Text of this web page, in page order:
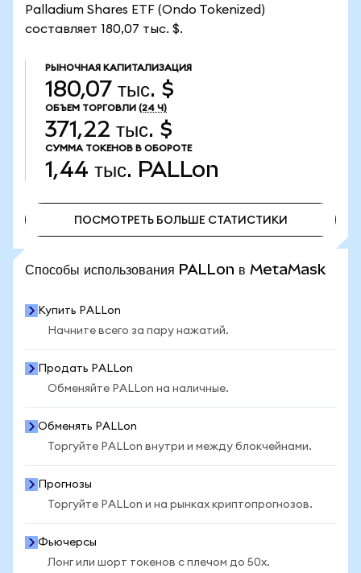
Palladium Shares ETF (Ondo Tokenized)
составляет 180,07 тыс. $.
РЫНОЧНАЯ КАПИТАЛИЗАЦИЯ
180,07 тыс. $
ОБЪЕМ ТОРГОВЛИ (24 Ч)
371,22 тыс. $
СУММА ТОКЕНОВ В ОБОРОТЕ
1,44 тыс. PALLon
ПОСМОТРЕТЬ БОЛЬШЕ СТАТИСТИКИ
Способы использования PALLon в MetaMask
Купить PALLon
Начните всего за пару нажатий.
Продать PALLon
Обменяйте PALLon на наличные.
Обменять PALLon
Торгуйте PALLon внутри и между блокчейнами.
Прогнозы
Торгуйте PALLon и на рынках криптопрогнозов.
Фьючерсы
Лонг или шорт токенов с плечом до 50x.